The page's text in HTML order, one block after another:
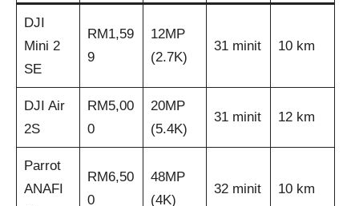
DJI
Mini 2
SE
RM1,59
9
12MP
(2.7K)
31 minit 10 km
DJI Air
2S
RM5,00
0
20MP
(5.4K)
31 minit 12 km
Parrot
ANAFI
RM6,50
0
48MP
(4K)
32 minit 10 km